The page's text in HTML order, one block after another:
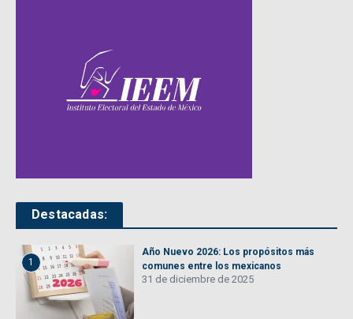
Destacadas:
1
Año Nuevo 2026: Los propósitos más
comunes entre los mexicanos
31 de diciembre de 2025